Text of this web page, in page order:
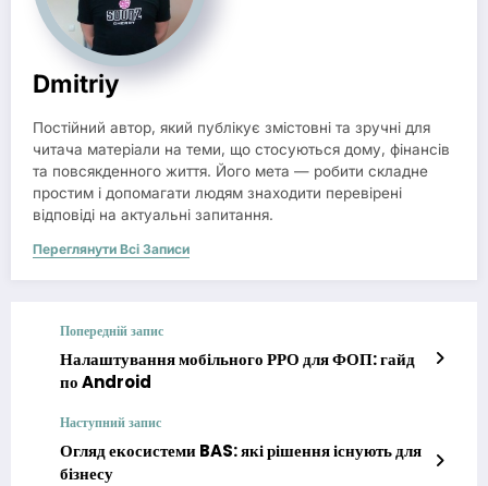
Dmitriy
Постійний автор, який публікує змістовні та зручні для
читача матеріали на теми, що стосуються дому, фінансів
та повсякденного життя. Його мета — робити складне
простим і допомагати людям знаходити перевірені
відповіді на актуальні запитання.
Переглянути Всі Записи
Попередній запис
Налаштування мобільного РРО для ФОП: гайд
по Android
Наступний запис
Огляд екосистеми BAS: які рішення існують для
бізнесу